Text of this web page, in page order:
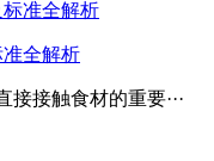
全解析
接触食材的重要···